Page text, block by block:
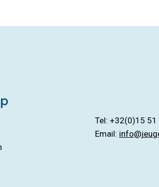
Tel: +32(0)15 51
Email: